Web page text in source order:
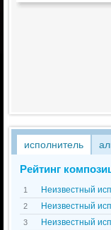
исполнитель
Рейтинг
1 Неизвестный
2 Неизвестный
3 Неизвестный